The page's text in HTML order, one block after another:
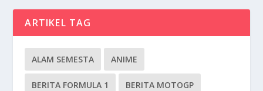
ARTIKEL TAG
ALAM SEMESTA ANIME
BERITA FORMULA 1 BERITA MOTOGP